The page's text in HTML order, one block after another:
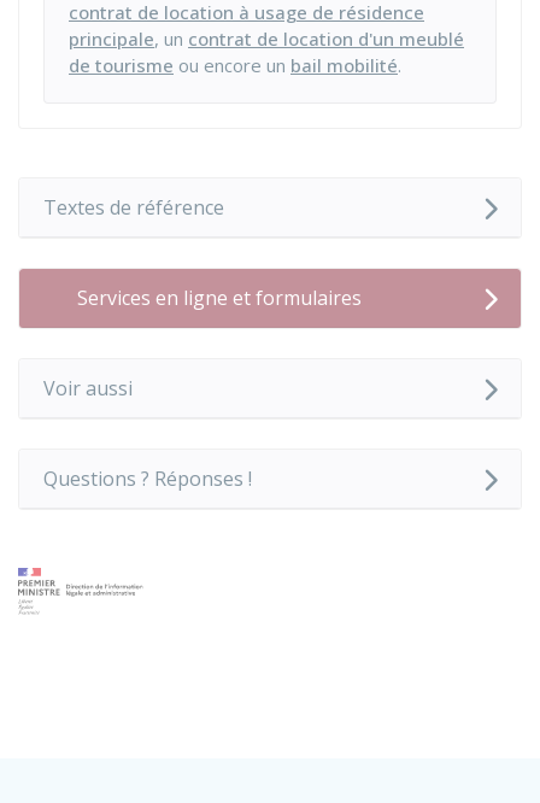
contrat de location à usage de résidence
principale, un contrat de location d'un meublé
de tourisme ou encore un bail mobilité.
Textes de référence
Services en ligne et formulaires
Voir aussi
Questions ? Réponses !